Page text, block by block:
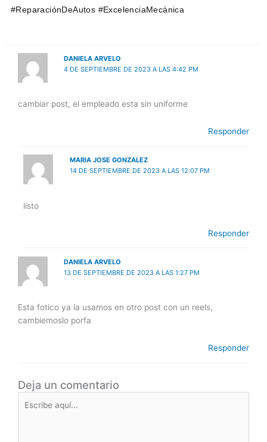
#ReparaciónDeAutos #ExcelenciaMecánica
DANIELA ARVELO
4 DE SEPTIEMBRE DE 2023 A LAS 4:42 PM
cambiar post, el empleado esta sin uniforme
Responder
MARIA JOSE GONZALEZ
14 DE SEPTIEMBRE DE 2023 A LAS 12:07 PM
listo
Responder
DANIELA ARVELO
13 DE SEPTIEMBRE DE 2023 A LAS 1:27 PM
Esta fotico ya la usamos en otro post con un reels,
cambiemoslo porfa
Responder
Deja un comentario
aquí...